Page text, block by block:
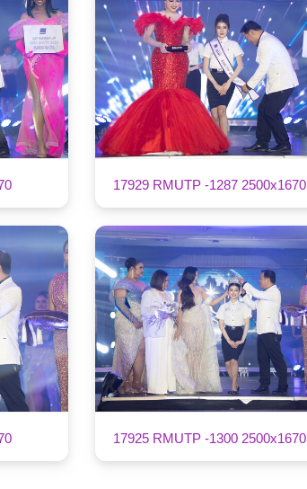
17929 RMUTP -1287 2500x1670
17925 RMUTP -1300 2500x1670